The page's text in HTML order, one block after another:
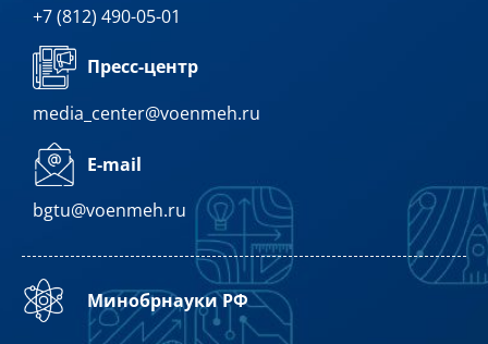
+7 (812) 490-05-01
Пресс-центр
media_center@voenmeh.ru
E-mail
bgtu@voenmeh.ru
Минобрнауки РФ